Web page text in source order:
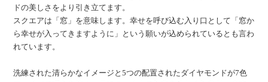
ドの美しさをより引き立てます。
スクエアは「窓」を意味します。幸せを呼び込む入り口として「窓か
ら幸せが入ってきますように」という願いが込められているとも言わ
れています。
洗練された清らかなイメージと5つの配置されたダイヤモンドが7色